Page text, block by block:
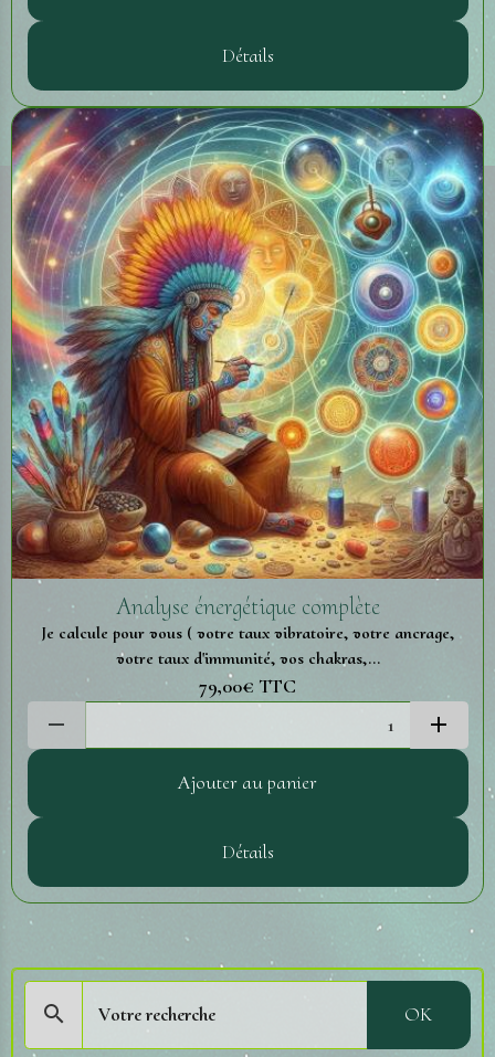
Détails
Analyse énergétique complète
Je calcule pour vous ( votre taux vibratoire, votre ancrage,
votre taux d'immunité, vos chakras,...
79,00€ TTC
Ajouter au panier
Détails
OK